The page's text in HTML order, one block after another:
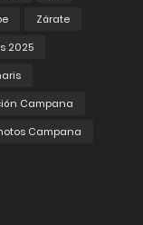
Zárate
2025
Campana
Campana